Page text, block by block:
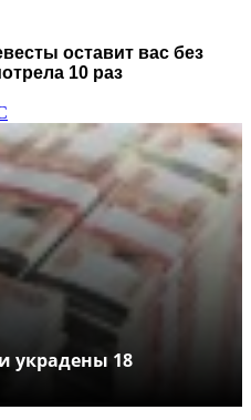
оставит вас без
10 раз
украдены 18